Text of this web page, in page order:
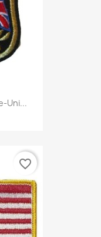
Uni...
favorite_border